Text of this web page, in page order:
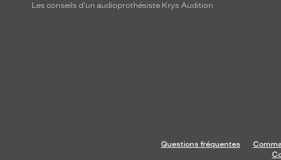
Les conseils d'un audioprothésiste Krys Audition
Questions fréquentes